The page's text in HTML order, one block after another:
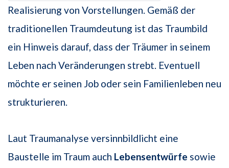
Realisierung von Vorstellungen. Gemäß der
traditionellen Traumdeutung ist das Traumbild
ein Hinweis darauf, dass der Träumer in seinem
Leben nach Veränderungen strebt. Eventuell
möchte er seinen Job oder sein Familienleben neu
strukturieren.
Laut Traumanalyse versinnbildlicht eine
Baustelle im Traum auch Lebensentwürfe sowie